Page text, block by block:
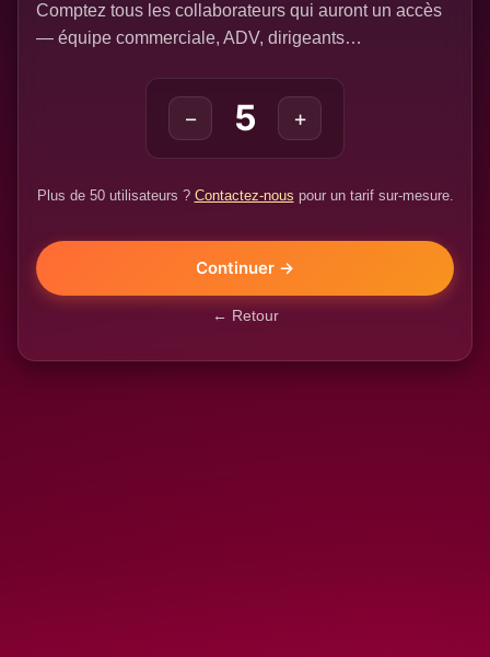
Comptez tous les collaborateurs qui auront un accès
— équipe commerciale, ADV, dirigeants…
− 5 +
Plus de 50 utilisateurs ? Contactez-nous pour un tarif sur-mesure.
← Retour
Continuer →